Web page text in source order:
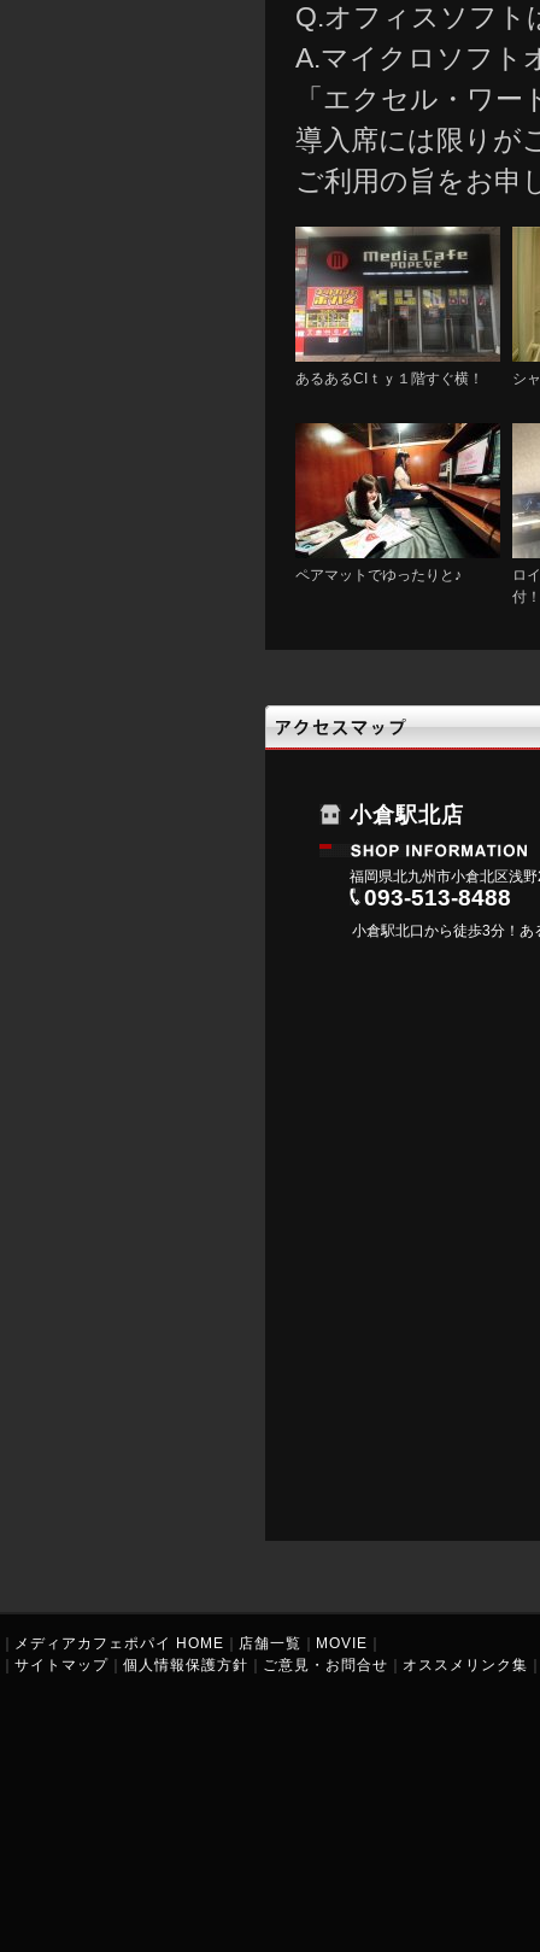
Q.オフィスソフト
A.マイクロソフト
「エクセル・ワ
導入席には限りが
ご利用の旨をお申
あるあるCIｔｙ１階すぐ横！ シ
ペアマットでゆったりと♪
ロ
付！
小倉駅北店
福岡県北九州市小倉北区浅
093-513-8488
小倉駅北口から徒歩3分！
メディアカフェポパイ HOME 店舗一覧 MOVIE
サイトマップ 個人情報保護方針 ご意見・お問合せ オススメリンク集